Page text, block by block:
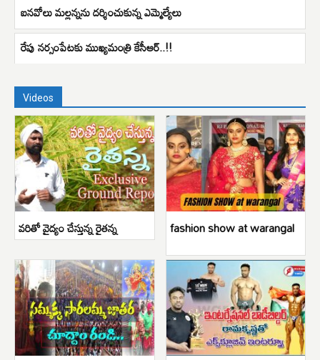
ఐనవోలు మల్లన్నను దర్శించుకున్న ఎమ్మెల్యేలు
రేపు నర్సంపేటకు ముఖ్యమంత్రి కేసీఆర్..!!
Videos
వరితో వైద్యం చేస్తున్న రైతన్న fashion show at warangal